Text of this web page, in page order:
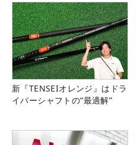
新『TENSEIオレンジ』はドラ
イバーシャフトの“最適解”